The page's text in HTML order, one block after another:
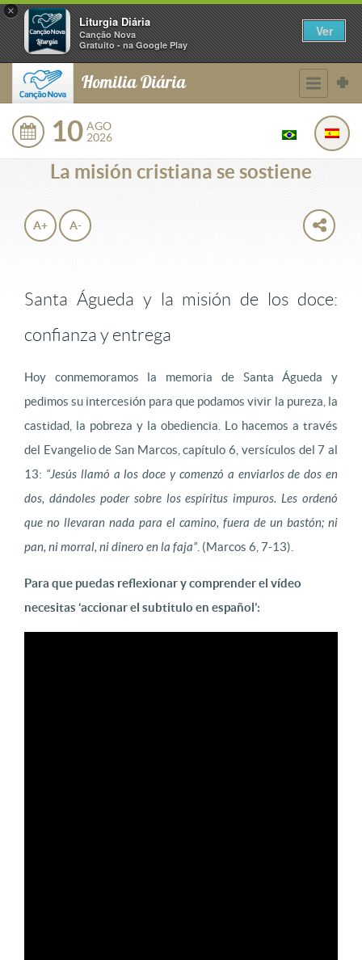
×
Liturgia Diária
Canção Nova
Gratuito - na Google Play
Ver
Homilia Diária
10 AGO
2026
La misión cristiana se sostiene
A+ A-
Santa Águeda y la misión de los doce:
confianza y entrega
Hoy conmemoramos la memoria de Santa Águeda y
pedimos su intercesión para que podamos vivir la pureza, la
castidad, la pobreza y la obediencia. Lo hacemos a través
del Evangelio de San Marcos, capítulo 6, versículos del 7 al
13: “Jesús llamó a los doce y comenzó a enviarlos de dos en
dos, dándoles poder sobre los espíritus impuros. Les ordenó
que no llevaran nada para el camino, fuera de un bastón; ni
pan, ni morral, ni dinero en la faja”. (Marcos 6, 7-13).
Para que puedas reflexionar y comprender el vídeo
necesitas ‘accionar el subtitulo en español’: